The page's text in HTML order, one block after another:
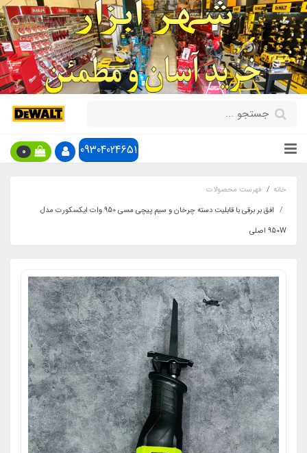
09304024651
0
خانه
فهرست محصولات
افق بر برقی با قابلیت دسته چرخان و سیم پیچی مسی 950 وات ایکسکورت مدل
950W اصلی